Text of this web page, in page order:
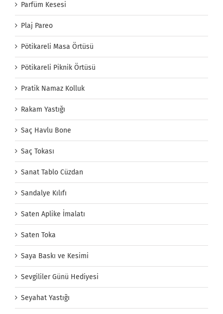
Parfüm Kesesi
Plaj Pareo
Pötikareli Masa Örtüsü
Pötikareli Piknik Örtüsü
Pratik Namaz Kolluk
Rakam Yastığı
Saç Havlu Bone
Saç Tokası
Sanat Tablo Cüzdan
Sandalye Kılıfı
Saten Aplike İmalatı
Saten Toka
Saya Baskı ve Kesimi
Sevgililer Günü Hediyesi
Seyahat Yastığı